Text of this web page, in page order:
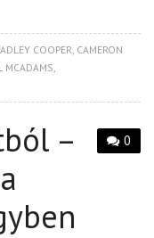
COOPER CAMERON
MCADAMS
0
–